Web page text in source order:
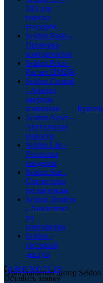
ПО для
поиска
тендеров
Seldon.Basis -
Проверка
контрагентов
Seldon.Price -
Расчет НМЦК
Seldon.Control
- Анализ
закупок
компании
Seldon.News -
Актуальные
новости
Seldon.Lite -
Рассылка
тендеров
Seldon.Stat -
Статистика
по закупкам
Seldon.Tenders
- Аналитика
по
контрактам
Seldon -
тестовый
доступ
Купить
Официальный дилер Seldon
8 800 300 71 19
Оставить заявку